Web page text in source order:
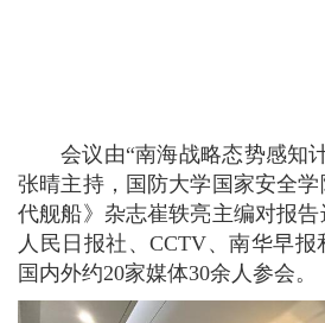
会议由“南海战略态势感知
张晴主持，国防大学国家安全
代舰船》杂志崔轶亮主编对报告
人民日报社、CCTV、南华早
国内外约20家媒体30余人参会。